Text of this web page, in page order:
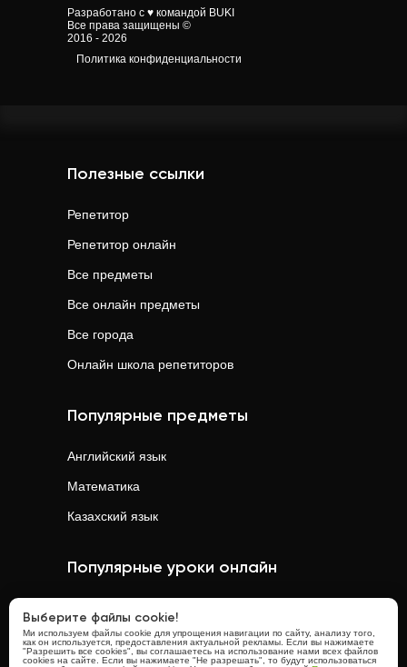
Разработано с ♥ командой BUKI
Все права защищены ©
2016 - 2026
Политика конфиденциальности
Полезные ссылки
Репетитор
Репетитор онлайн
Все предметы
Все онлайн предметы
Все города
Онлайн школа репетиторов
Популярные предметы
Английский язык
Математика
Казахский язык
Популярные уроки онлайн
Физикаонлайн
Выберите файлы cookie!
Ми используем файлы cookie для упрощения навигации по сайту, анализу того,
как он используется, предоставления актуальной рекламы. Если вы нажимаете
"Разрешить все cookies", вы соглашаетесь на использование нами всех файлов
cookies на сайте. Если вы нажимаете "Не разрешать", то будут использоваться